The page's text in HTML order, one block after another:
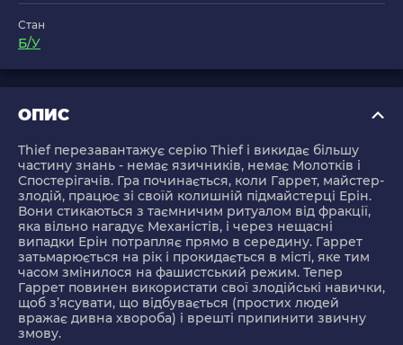
Стан
Б/У
ОПИС
Thief перезавантажує серію Thief і викидає більшу
частину знань - немає язичників, немає Молотків і
Спостерігачів. Гра починається, коли Гаррет, майстер-
злодій, працює зі своїй колишній підмайстерці Ерін.
Вони стикаються з таємничим ритуалом від фракції,
яка вільно нагадує Механістів, і через нещасні
випадки Ерін потрапляє прямо в середину. Гаррет
затьмарюється на рік і прокидається в місті, яке тим
часом змінилося на фашистський режим. Тепер
Гаррет повинен використати свої злодійські навички,
щоб з’ясувати, що відбувається (простих людей
вражає дивна хвороба) і врешті припинити звичну
змову.